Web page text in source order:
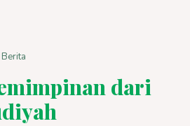
Berita
dari